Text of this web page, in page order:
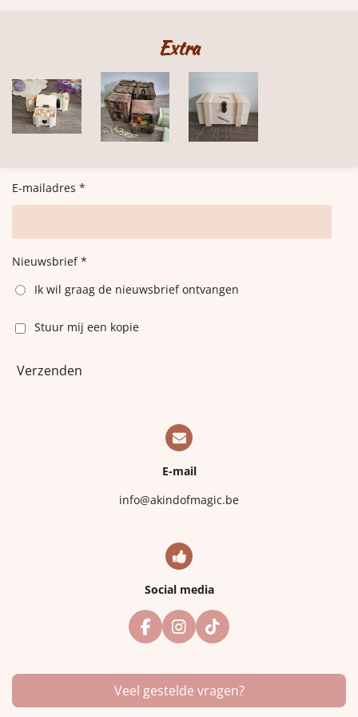
Extra
E-mailadres *
Nieuwsbrief *
Ik wil graag de nieuwsbrief ontvangen
Stuur mij een kopie
Verzenden
E-mail
info@akindofmagic.be
Social media
F
a
e
b
o
I
n
t
a
g
T
i
T
o
k
Veel gestelde vragen?